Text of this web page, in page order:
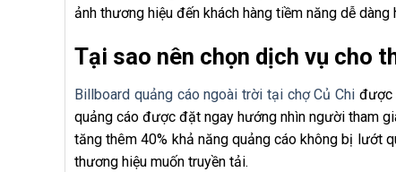
ảnh thương hiệu đến khách hàng tiềm năng dễ dàng
Tại sao nên chọn dịch vụ cho
Billboard quảng cáo ngoài trời tại chợ Củ Chi được
quảng cáo được đặt ngay hướng nhìn người tham
tăng thêm 40% khả năng quảng cáo không bị lướt
thương hiệu muốn truyền tải.